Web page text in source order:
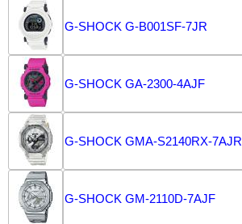
G-SHOCK G-B001SF-7JR
G-SHOCK GA-2300-4AJF
G-SHOCK GMA-S2140RX-7AJR
G-SHOCK GM-2110D-7AJF